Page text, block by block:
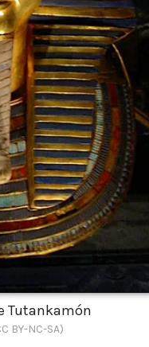
Tutankamón
BY-NC-SA)